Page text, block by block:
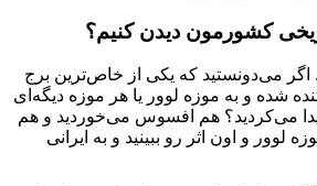
کشورمون دیدن کنیم؟
می‌دونستید که یکی از خاص‌ترین برج
شده و به موزه لوور یا هر موزه دیگه‌ای
می‌کردید؟ هم افسوس می‌خوردید و هم
لوور و اون اثر رو ببینید و به ایرانی